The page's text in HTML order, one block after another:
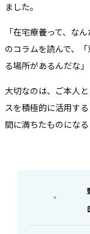
ました。
「在宅療養って、な
のコラムを読んで、
る場所があるんだな
大切なのは、ご本人
スを積極的に活用す
間に満ちたものにな